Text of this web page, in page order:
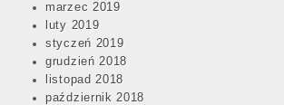
marzec 2019
luty 2019
styczeń 2019
grudzień 2018
listopad 2018
październik 2018